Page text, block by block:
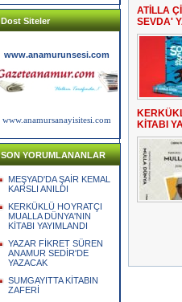
Dost Siteler
www.anamurunsesi.com
www.anamursanayisitesi.com
SON YORUMLANANLAR
MEŞYAD'DA ŞAİR KEMAL
KARSLI ANILDI
KERKÜKLÜ HOYRATÇI
MUALLA DÜNYA'NIN
KİTABI YAYIMLANDI
YAZAR FİKRET SÜREN
ANAMUR SEDİR'DE
YAZACAK
SUMGAYITTA KİTABIN
ZAFERİ
ATİLLA
SEVDA'
KİTABI